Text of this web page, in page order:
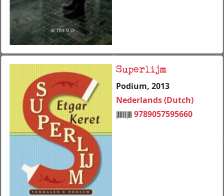
Superlijm
Podium, 2013
Nederlands (Dutch)
9789057595660